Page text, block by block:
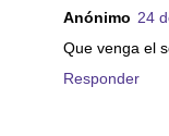
Anónimo 24
Que venga el
Responder